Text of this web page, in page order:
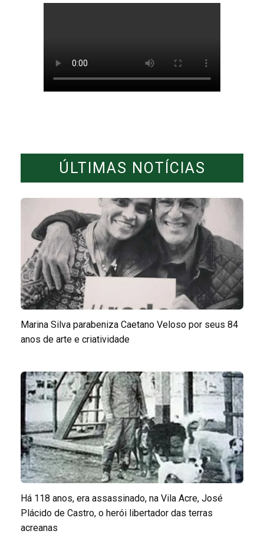
ÚLTIMAS NOTÍCIAS
Marina Silva parabeniza Caetano Veloso por seus 84
anos de arte e criatividade
Há 118 anos, era assassinado, na Vila Acre, José
Plácido de Castro, o herói libertador das terras
acreanas